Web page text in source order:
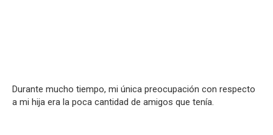
Durante mucho tiempo, mi única preocupación con respecto
a mi hija era la poca cantidad de amigos que tenía.